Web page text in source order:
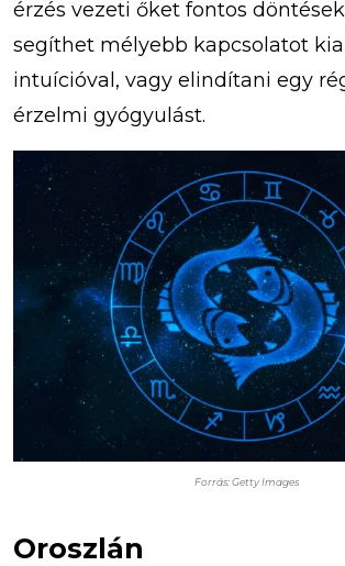
érzés vezeti őket fontos
segíthet mélyebb kapcsolatot
intuícióval, vagy elindítani egy
érzelmi gyógyulást.
Forrás: Getty Images
Oroszlán